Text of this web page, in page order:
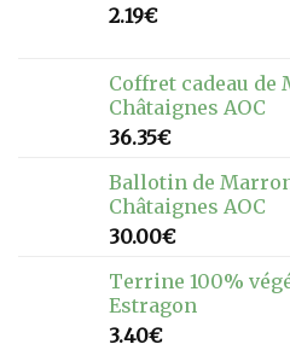
2.19€
Coffret cadeau de
Châtaignes AOC
36.35€
Ballotin de
Châtaignes AOC
30.00€
Terrine 100%
Estragon
3.40€